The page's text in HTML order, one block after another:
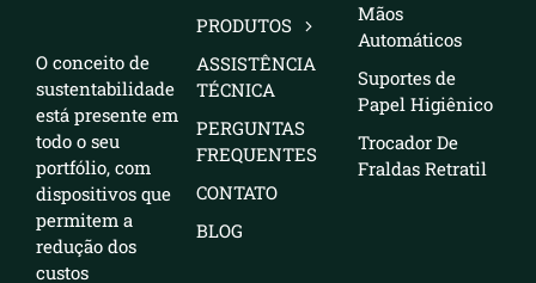
O conceito de
sustentabilidade
está presente em
todo o seu
portfólio, com
dispositivos que
permitem a
redução dos
custos
PRODUTOS
ASSISTÊNCIA
TÉCNICA
PERGUNTAS
FREQUENTES
CONTATO
BLOG
Mãos
Automáticos
Suportes de
Papel Higiênico
Trocador De
Fraldas Retratil